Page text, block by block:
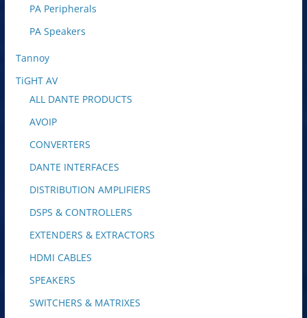
PA Peripherals
PA Speakers
Tannoy
TiGHT AV
ALL DANTE PRODUCTS
AVOIP
CONVERTERS
DANTE INTERFACES
DISTRIBUTION AMPLIFIERS
DSPS & CONTROLLERS
EXTENDERS & EXTRACTORS
HDMI CABLES
SPEAKERS
SWITCHERS & MATRIXES